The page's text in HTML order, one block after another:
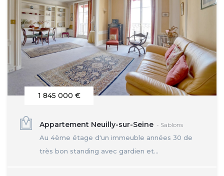
1 845 000 €
Appartement Neuilly-sur-Seine - Sablons
Au 4ème étage d'un immeuble années 30 de
très bon standing avec gardien et...